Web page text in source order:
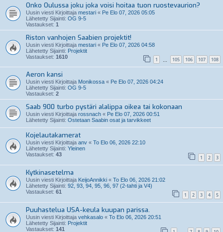
Onko Oulussa joku joka voisi hoitaa tuon ruostevaurion?
Uusin viesti Kirjoittaja mestari « Pe Elo 07, 2026 05:05
Lähetetty Sijainti: OG 9-5
Vastaukset: 1
Riston vanhojen Saabien projektit!
Uusin viesti Kirjoittaja mestari « Pe Elo 07, 2026 04:58
Lähetetty Sijainti: Projektit
Vastaukset: 1610 1 105 106 107 108
Aeron kansi
Uusin viesti Kirjoittaja Monikossa « Pe Elo 07, 2026 04:24
Lähetetty Sijainti: OG 9-5
Vastaukset: 2
Saab 900 turbo pystäri alalippa oikea tai kokonaan
Uusin viesti Kirjoittaja rossnach « Pe Elo 07, 2026 00:51
Lähetetty Sijainti: Ostetaan Saabin osat ja tarvikkeet
Kojelautakamerat
Uusin viesti Kirjoittaja anv « To Elo 06, 2026 22:10
Lähetetty Sijainti: Yleinen
Vastaukset: 43 1 2 3
Kytkinasetelma
Uusin viesti Kirjoittaja KeijoAnnikki « To Elo 06, 2026 21:02
Lähetetty Sijainti: 92, 93, 94, 95, 96, 97 (2-tahti ja V4)
Vastaukset: 61 1 2 3 4 5
Puuhastelua USA-keula kuupan parissa.
Uusin viesti Kirjoittaja vehkasalo « To Elo 06, 2026 20:51
Lähetetty Sijainti: Projektit
Vastaukset: 141